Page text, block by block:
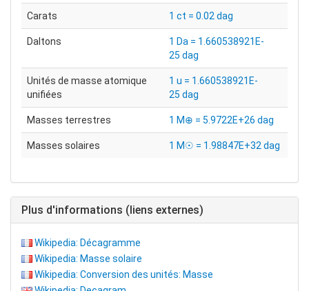
Carats 1 ct = 0.02 dag
Daltons
1 Da = 1.660538921E-
25 dag
Unités de masse atomique
unifiées
1 u = 1.660538921E-
25 dag
Masses terrestres 1 M⊕ = 5.9722E+26 dag
Masses solaires 1 M☉ = 1.98847E+32 dag
Plus d'informations (liens externes)
Wikipedia: Décagramme
Wikipedia: Masse solaire
Wikipedia: Conversion des unités: Masse